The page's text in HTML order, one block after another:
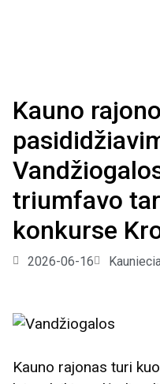
Kauno rajono
triumfavo
konkurse
2026-06-16
Kauno rajonas turi